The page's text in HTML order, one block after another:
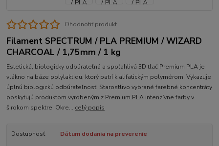
Ohodnotiť produkt
Filament SPECTRUM / PLA PREMIUM / WIZARD
CHARCOAL / 1,75mm / 1 kg
Estetická, biologicky odbúrateľná a spoľahlivá 3D tlač Premium PLA je
vlákno na báze polylaktidu, ktorý patrí k alifatickým polymérom. Vykazuje
úplnú biologickú odbúrateľnosť. Starostlivo vybrané farebné koncentráty
poskytujú produktom vyrobeným z Premium PLA intenzívne farby v
širokom spektre. Okre... celý popis
Dostupnosť Dátum dodania na preverenie